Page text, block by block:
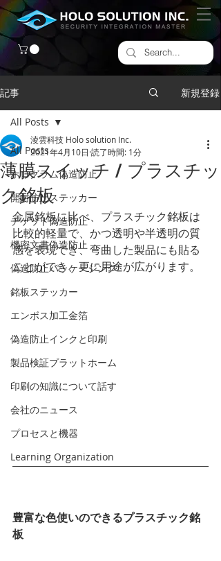
記事 新規登録
All Posts
ホログラム偽造防止
開封防止ステッカー
チケット偽造防止
機密文書偽造防止
偽造防止パッケージング
銘板ステッカー
エンボス加工金箔
偽造防止インクと印刷
製品検証プラットホーム
印刷の知識について話す
会社のニュース
プロセスと機器
Learning Organization
All Posts
薄膜スイッチ / プラスチッ
ク銘板
淩雲科技 Holo solution Inc.
2021年4月10日 読了時間: 1分
金属銘板に比べ、プラスチック銘板は
比較的軽量で、かつ透明や半透明の質
感を表現でき、弯曲した製品にも貼る
ことができ、更に用途が広がります。
豊富な色使いのできるプラスチック銘
板